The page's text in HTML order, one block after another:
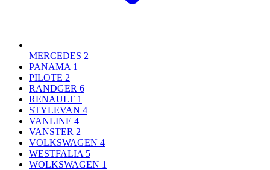
MERCEDES 2
PANAMA 1
PILOTE 2
RANDGER 6
RENAULT 1
STYLEVAN 4
VANLINE 4
VANSTER 2
VOLKSWAGEN 4
WESTFALIA 5
WOLKSWAGEN 1